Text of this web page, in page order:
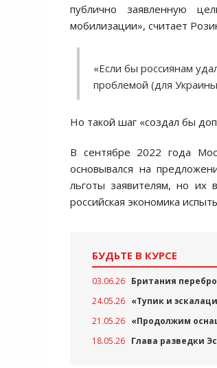
публично заявленную
мобилизации», считает
«Если бы россиянам
проблемой (для
Но такой шаг «создал бы
В сентябре 2022 года
основывался на
льготы заявителям, но их
российская экономика
БУДЬТЕ В КУРСЕ
03.06.26 Британия
24.05.26 «Тупик и
21.05.26 «Продолжим
18.05.26 Глава разведки